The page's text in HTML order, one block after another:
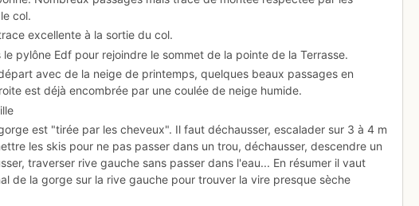
col.
excellente à la sortie du col.
pylône Edf pour rejoindre le sommet de la pointe de la Terrasse.
avec de la neige de printemps, quelques beaux passages en
est déjà encombrée par une coulée de neige humide.
est "tirée par les cheveux". Il faut déchausser, escalader sur 3 à 4 m
les skis pour ne pas passer dans un trou, déchausser, descendre un
traverser rive gauche sans passer dans l'eau... En résumer il vaut
de la gorge sur la rive gauche pour trouver la vire presque sèche